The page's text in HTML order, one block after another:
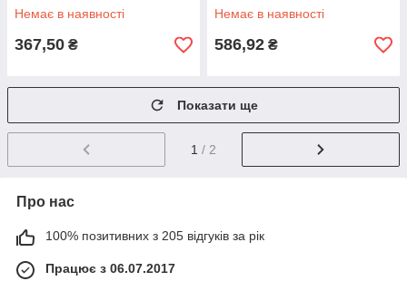
Немає в наявності
367,50 ₴
Немає в наявності
586,92 ₴
Показати ще
1 / 2
Про нас
100% позитивних з 205 відгуків за рік
Працює з 06.07.2017